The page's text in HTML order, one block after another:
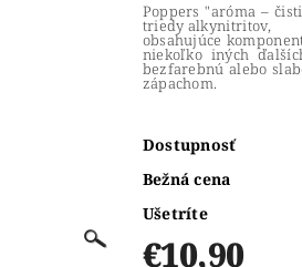
Poppers "aróma –
triedy alkynitritov,
obsahujúce
niekoľko iných
bezfarebnú alebo
zápachom.
Dostupnosť
Bežná cena
Ušetríte
€10,90